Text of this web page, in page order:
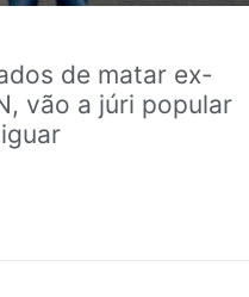
de matar ex-
vão a júri popular